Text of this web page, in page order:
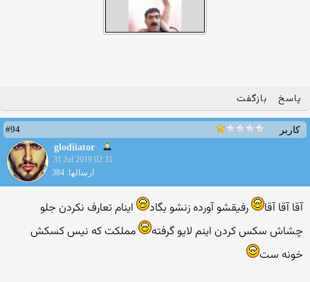
پاسخ بازگفت
کاربر
#94
glodiiator
31 Jul 2019 02:31
ارسالها: 384
آقا آقا آقا رفیقشو آورده زنشو بگاد
اینام تعارف نکردن جلو
چشاش سکس کردن اینم لایو گرفته
مملکت که نیس کسکش
خونه ست